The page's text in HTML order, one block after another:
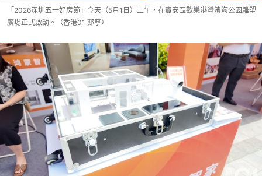
「2026深圳五一好房節」今天（5月1日）上午，在寶安區歡樂港灣濱海公園雕塑
廣場正式啟動。（香港01 鄭寧）